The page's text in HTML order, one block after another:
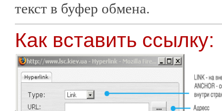
текст в буфер обмена.
Как вставить ссылку: